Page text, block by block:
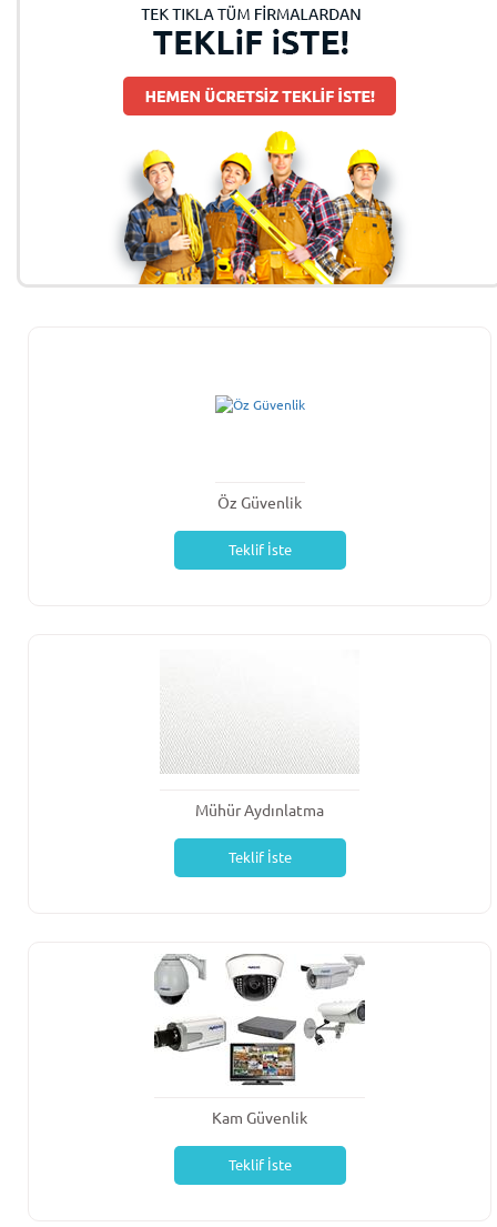
Öz Güvenlik
Teklif İste
Mühür Aydınlatma
Teklif İste
Kam Güvenlik
Teklif İste